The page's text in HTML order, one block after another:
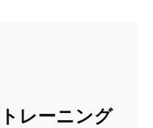
レーニング